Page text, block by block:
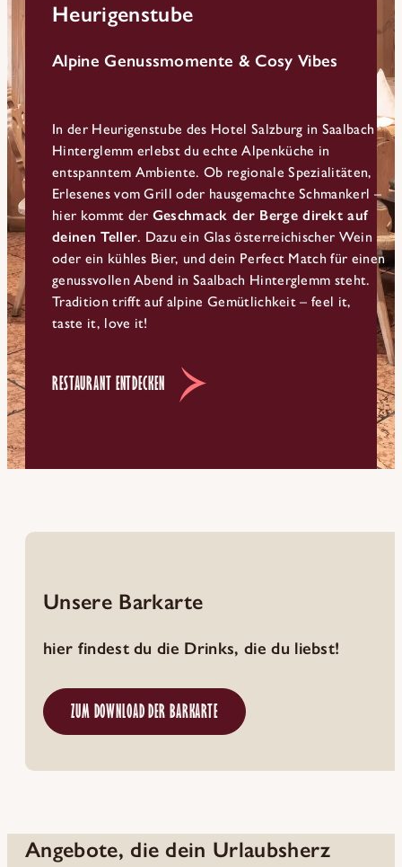
Heurigenstube
Alpine Genussmomente & Cosy Vibes
In der Heurigenstube des Hotel Salzburg in Saalbach
Hinterglemm erlebst du echte Alpenküche in
entspanntem Ambiente. Ob regionale Spezialitäten,
Erlesenes vom Grill oder hausgemachte Schmankerl –
hier kommt der Geschmack der Berge direkt auf
deinen Teller. Dazu ein Glas österreichischer Wein
oder ein kühles Bier, und dein Perfect Match für einen
genussvollen Abend in Saalbach Hinterglemm steht.
Tradition trifft auf alpine Gemütlichkeit – feel it,
taste it, love it!
RESTAURANT ENTDECKEN
Unsere Barkarte
hier findest du die Drinks, die du liebst!
ZUM DOWNLOAD DER BARKARTE
Angebote, die dein Urlaubsherz